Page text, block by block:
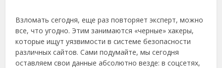
Взломать сегодня, еще раз повторяет эксперт, можно
все, что угодно. Этим занимаются «черные» хакеры,
которые ищут уязвимости в системе безопасности
различных сайтов. Сами подумайте, мы сегодня
оставляем свои данные абсолютно везде: в соцсетях,